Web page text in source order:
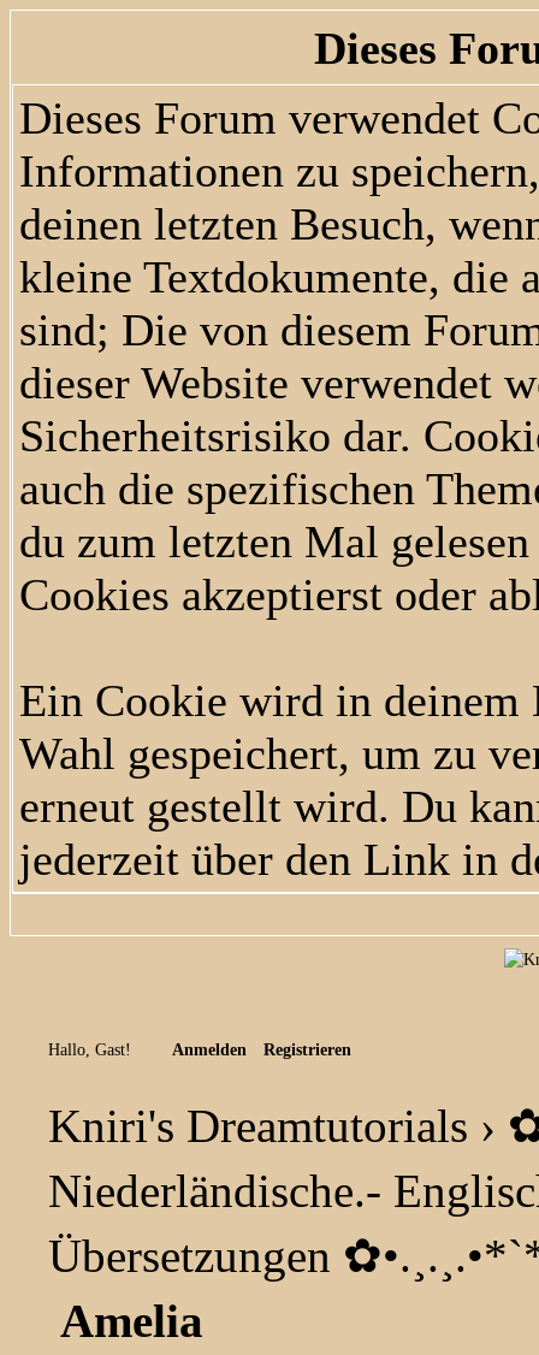
Dieses
Dieses Forum verwendet
Informationen zu
deinen letzten Besuch,
kleine Textdokumente, die
sind; Die von diesem
dieser Website verwendet
Sicherheitsrisiko dar.
auch die spezifischen
du zum letzten Mal
Cookies akzeptierst oder
Ein Cookie wird in deinem
Wahl gespeichert, um zu
erneut gestellt wird. Du
jederzeit über den Link in
Hallo, Gast! Anmelden Registrieren
Kniri's Dreamtutorials ›
Niederländische.-
Übersetzungen ✿
Amelia